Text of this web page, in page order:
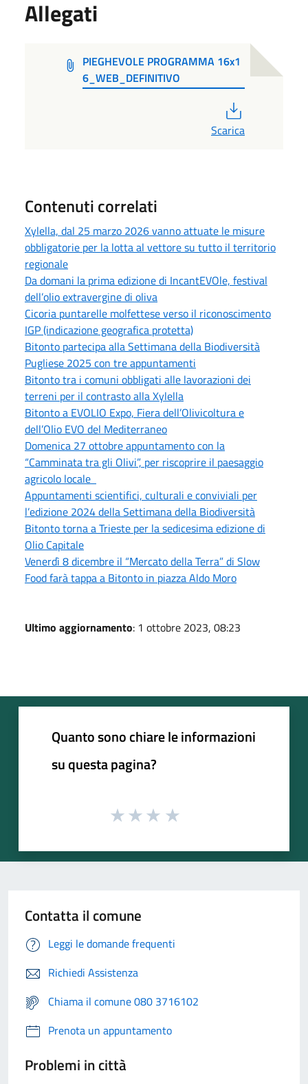
Allegati
PIEGHEVOLE PROGRAMMA 16x1
6_WEB_DEFINITIVO
Scarica
Contenuti correlati
Xylella, dal 25 marzo 2026 vanno attuate le misure
obbligatorie per la lotta al vettore su tutto il territorio
regionale
Da domani la prima edizione di IncantEVOle, festival
dell’olio extravergine di oliva
Cicoria puntarelle molfettese verso il riconoscimento
IGP (indicazione geografica protetta)
Bitonto partecipa alla Settimana della Biodiversità
Pugliese 2025 con tre appuntamenti
Bitonto tra i comuni obbligati alle lavorazioni dei
terreni per il contrasto alla Xylella
Bitonto a EVOLIO Expo, Fiera dell’Olivicoltura e
dell’Olio EVO del Mediterraneo
Domenica 27 ottobre appuntamento con la
“Camminata tra gli Olivi”, per riscoprire il paesaggio
agricolo locale
Appuntamenti scientifici, culturali e conviviali per
l’edizione 2024 della Settimana della Biodiversità
Bitonto torna a Trieste per la sedicesima edizione di
Olio Capitale
Venerdì 8 dicembre il “Mercato della Terra” di Slow
Food farà tappa a Bitonto in piazza Aldo Moro
Ultimo aggiornamento: 1 ottobre 2023, 08:23
Quanto sono chiare le informazioni
su questa pagina?
Contatta il comune
Leggi le domande frequenti
Richiedi Assistenza
Chiama il comune 080 3716102
Prenota un appuntamento
Problemi in città